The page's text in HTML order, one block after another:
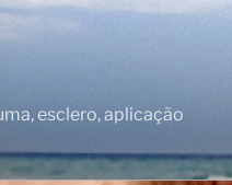
esclero, aplicação